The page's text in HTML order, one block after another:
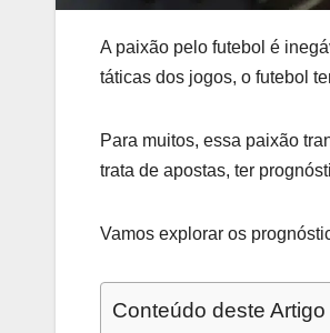
A paixão pelo futebol é
táticas dos jogos, o futebol
Para muitos, essa paixão
trata de apostas, ter
Vamos explorar os
Conteúdo deste Artigo